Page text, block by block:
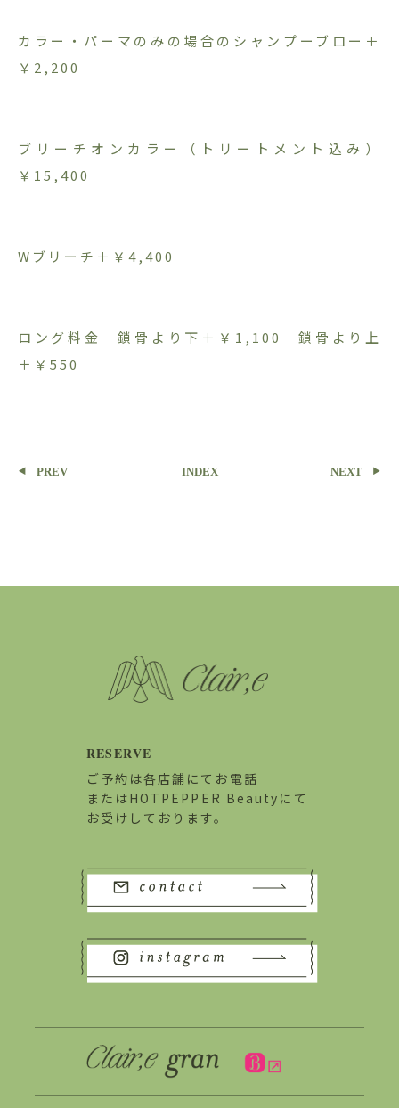
カラー・パーマのみの場合のシャンプーブロー＋
￥2,200
ブリーチオンカラー（トリートメント込み）
￥15,400
Wブリーチ＋￥4,400
ロング料金 鎖骨より下＋￥1,100 鎖骨より上
＋￥550
PREV INDEX NEXT
RESERVE
ご予約は各店舗にてお電話
またはHOTPEPPER Beautyにて
お受けしております。